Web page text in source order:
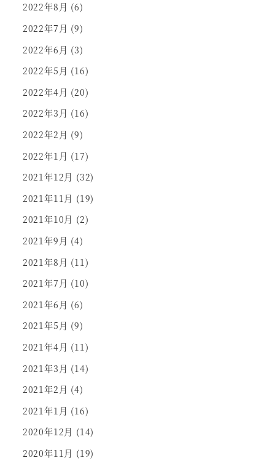
2022年8月 (6)
2022年7月 (9)
2022年6月 (3)
2022年5月 (16)
2022年4月 (20)
2022年3月 (16)
2022年2月 (9)
2022年1月 (17)
2021年12月 (32)
2021年11月 (19)
2021年10月 (2)
2021年9月 (4)
2021年8月 (11)
2021年7月 (10)
2021年6月 (6)
2021年5月 (9)
2021年4月 (11)
2021年3月 (14)
2021年2月 (4)
2021年1月 (16)
2020年12月 (14)
2020年11月 (19)